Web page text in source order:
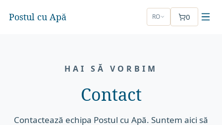
Postul cu Apă RO 0
HAI SĂ VORBIM
Contact
Contactează echipa Postul cu Apă. Suntem aici să